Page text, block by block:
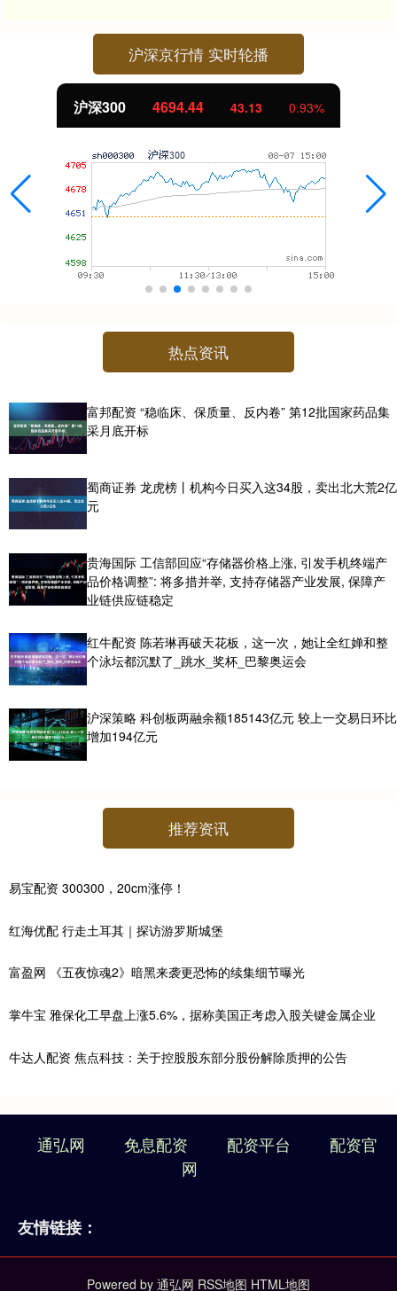
沪深京行情 实时轮播
0.93% 北证50 1134.24
热点资讯
富邦配资 “稳临床、保质量、反内卷” 第12批国家药品集
采月底开标
蜀商证券 龙虎榜丨机构今日买入这34股，卖出北大荒2亿
元
贵海国际 工信部回应“存储器价格上涨, 引发手机终端产
品价格调整”: 将多措并举, 支持存储器产业发展, 保障产
业链供应链稳定
红牛配资 陈若琳再破天花板，这一次，她让全红婵和整
个泳坛都沉默了_跳水_奖杯_巴黎奥运会
沪深策略 科创板两融余额185143亿元 较上一交易日环比
增加194亿元
推荐资讯
易宝配资 300300，20cm涨停！
红海优配 行走土耳其｜探访游罗斯城堡
富盈网 《五夜惊魂2》暗黑来袭更恐怖的续集细节曝光
掌牛宝 雅保化工早盘上涨5.6%，据称美国正考虑入股关键金属企业
牛达人配资 焦点科技：关于控股股东部分股份解除质押的公告
通弘网 免息配资 配资平台
配资官
网
友情链接：
Powered by 通弘网 RSS地图 HTML地图